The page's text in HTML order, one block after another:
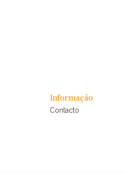
Informação
Contacto